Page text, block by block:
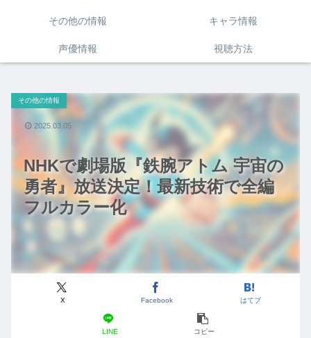
その他の情報 キャラ情報
声優情報 視聴方法
NHKで劇場版『鉄腕アトム 宇宙の
勇者』放送決定！最新技術で全編
フルカラー化
その他の情報
X Facebook はてブ
LINE コピー
2025.03.05